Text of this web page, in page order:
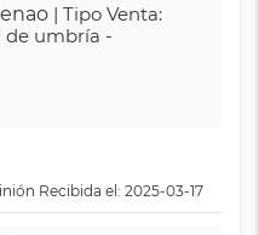
| Tipo Venta:
de umbría -
Recibida el: 2025-03-17